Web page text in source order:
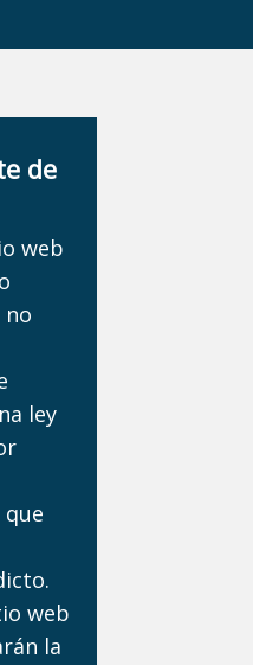
de
web
no
ley
web
la